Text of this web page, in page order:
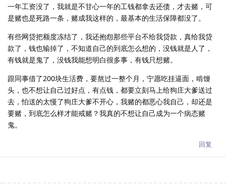
一年工资没了，我就是不甘心一年的工钱都拿去还债，才去赌，可
是赌也是死路一条，赌成我这样的，最基本的生活保障都没了。
有些网贷把额度冻结了，我还抱怨那些平台不给我贷款，真给我贷
款了，钱也输掉了，不知道自己的到底怎么想的，没钱就是人了，
有钱就是鬼了，没钱我能想明白很多事，有钱只想赌。
跟同事借了200块生活费，要熬过一整个月，宁愿吃挂逼面，啃馒
头，也不想让自己过好点，有点钱，都要立刻马上给狗庄大爹送过
去，怕送的太慢了狗庄大爹不开心，我赌的都恶心我自己，却还是
要赌，到底怎么样才能戒赌？我真的不想让自己成为一个病态赌
鬼。
回复